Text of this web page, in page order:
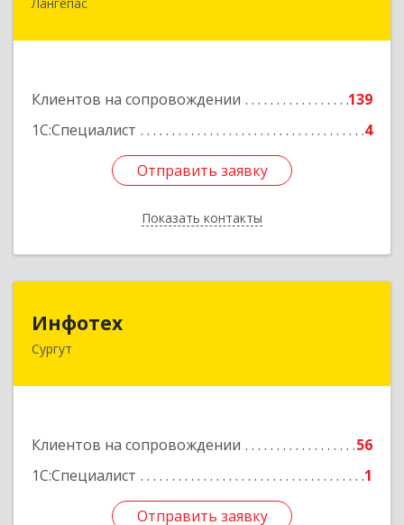
Клиентов на сопровождении
139
1С:Специалист
4
Отправить заявку
Показать контакты
628672, Тюменская обл, Лангепас г., Солнечная
Отправить заявку
Назад
Инфотех
Сургут
Клиентов на сопровождении
56
1С:Специалист
1
Отправить заявку
628400, Ханты-Мансийский Автономный округ
Отправить заявку